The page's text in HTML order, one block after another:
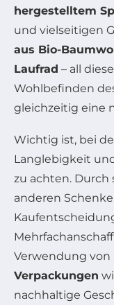
hergestelltem
und vielseitigen
aus Bio-
Laufrad – all
Wohlbefinden
gleichzeitig eine
Wichtig ist, bei
Langlebigkeit
zu achten.
anderen
Verwendung von
Verpackungen
nachhaltige